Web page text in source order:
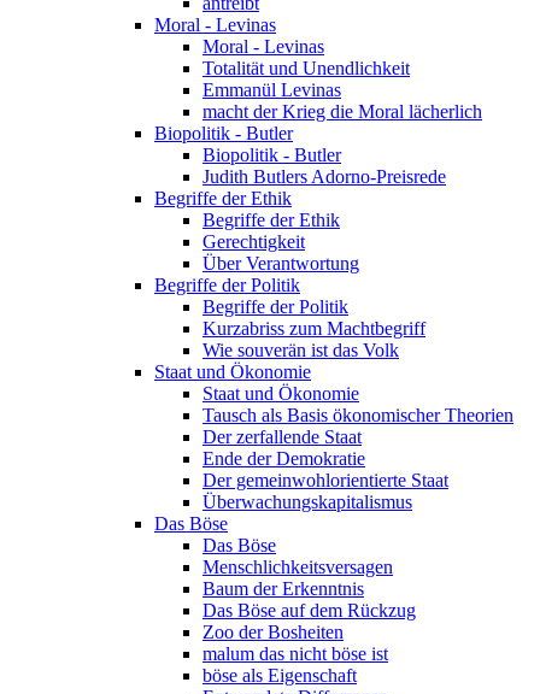
Moral - Levinas
Moral - Levinas
Totalität und Unendlichkeit
Emmanül Levinas
macht der Krieg die Moral lächerlich
Biopolitik - Butler
Biopolitik - Butler
Judith Butlers Adorno-Preisrede
Begriffe der Ethik
Begriffe der Ethik
Gerechtigkeit
Über Verantwortung
Begriffe der Politik
Begriffe der Politik
Kurzabriss zum Machtbegriff
Wie souverän ist das Volk
Staat und Ökonomie
Staat und Ökonomie
Tausch als Basis ökonomischer Theorien
Der zerfallende Staat
Ende der Demokratie
Der gemeinwohlorientierte Staat
Überwachungskapitalismus
Das Böse
Das Böse
Menschlichkeitsversagen
Baum der Erkenntnis
Das Böse auf dem Rückzug
Zoo der Bosheiten
malum das nicht böse ist
böse als Eigenschaft